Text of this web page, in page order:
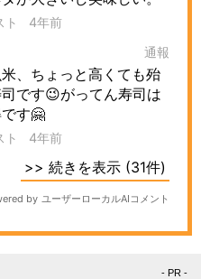
- PR -